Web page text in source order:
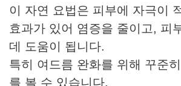
이 자연 요법은 피부에 자극이
효과가 있어 염증을 줄이고, 피
데 도움이 됩니다.
특히 여드름 완화를 위해 꾸준
를 볼 수 있습니다.